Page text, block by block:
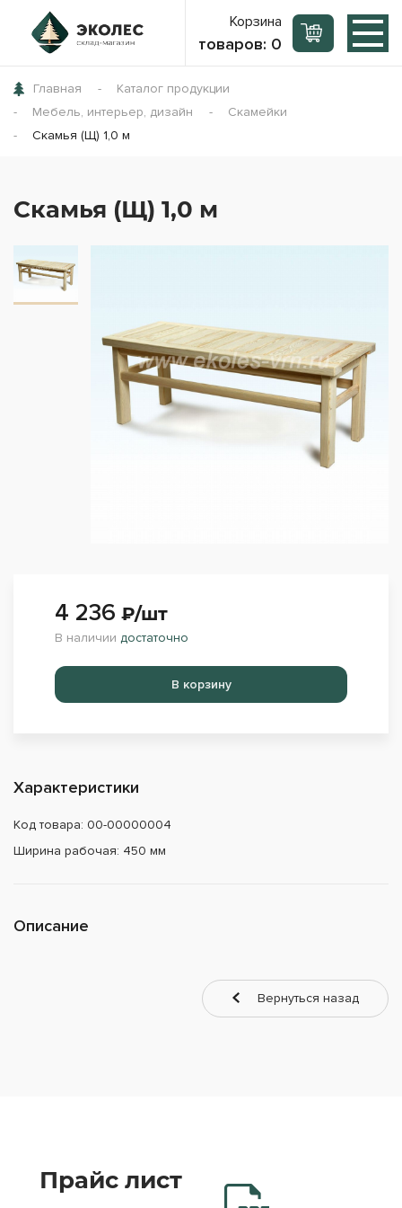
Корзина
товаров: 0
Главная
Каталог продукции
Мебель, интерьер, дизайн
Скамейки
Скамья (Щ) 1,0 м
Скамья (Щ) 1,0 м
Характеристики
Код товара: 00-00000004
Ширина рабочая: 450 мм
Описание
4 236 ₽/шт
В наличии достаточно
Перейти в корзину
Вернуться назад
Прайс лист